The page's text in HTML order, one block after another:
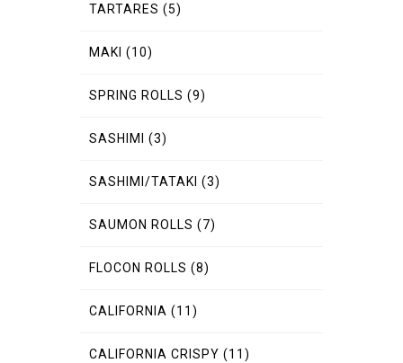
TARTARES (5)
MAKI (10)
SPRING ROLLS (9)
SASHIMI (3)
SASHIMI/TATAKI (3)
SAUMON ROLLS (7)
FLOCON ROLLS (8)
CALIFORNIA (11)
CALIFORNIA CRISPY (11)